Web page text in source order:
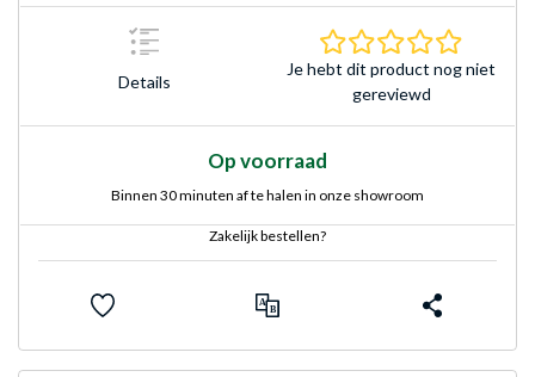
Details
Je hebt dit product nog niet
gereviewd
Op voorraad
Binnen 30 minuten af te halen in onze showroom
Zakelijk bestellen?